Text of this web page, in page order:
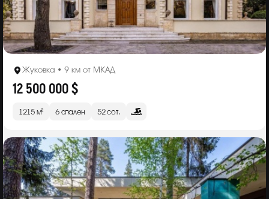
Жуковка • 9 км от МКАД
12 500 000 $
1215 м² 6 спален 52 сот.